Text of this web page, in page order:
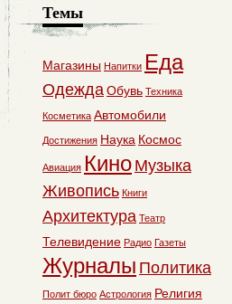
Темы
Магазины Напитки Еда
ОдеждаОбувь Техника
Косметика Автомобили
Достижения Наука Космос
Авиация Кино Музыка
Живопись Книги
Архитектура Театр
Телевидение Радио Газеты
Журналы Политика
Полит бюро Астрология Религия